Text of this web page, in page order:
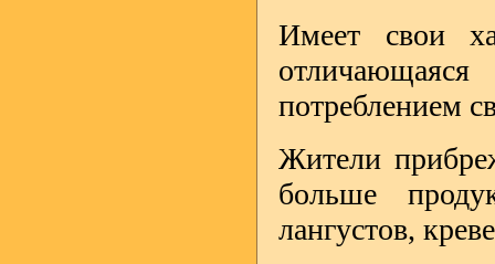
Имеет свои
потреблением
Жители
больше
лангустов,